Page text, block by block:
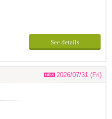
See details
2026/07/31 (Fri)